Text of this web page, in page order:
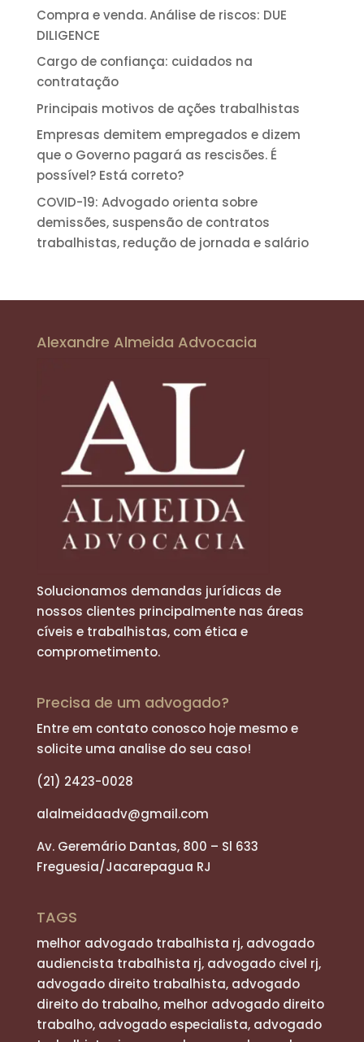
Compra e venda. Análise de riscos: DUE
DILIGENCE
Cargo de confiança: cuidados na
contratação
Principais motivos de ações trabalhistas
Empresas demitem empregados e dizem
que o Governo pagará as rescisões. É
possível? Está correto?
COVID-19: Advogado orienta sobre
demissões, suspensão de contratos
trabalhistas, redução de jornada e salário
Alexandre Almeida Advocacia
Solucionamos demandas jurídicas de
nossos clientes principalmente nas áreas
cíveis e trabalhistas, com ética e
comprometimento.
Precisa de um advogado?
Entre em contato conosco hoje mesmo e
solicite uma analise do seu caso!
(21) 2423-0028
alalmeidaadv@gmail.com
Av. Geremário Dantas, 800 – Sl 633
Freguesia/Jacarepagua RJ
TAGS
melhor advogado trabalhista rj, advogado
audiencista trabalhista rj, advogado civel rj,
advogado direito trabalhista, advogado
direito do trabalho, melhor advogado direito
trabalho, advogado especialista, advogado